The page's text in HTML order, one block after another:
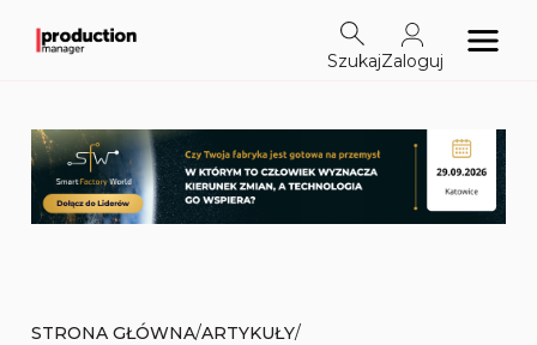
SzukajZaloguj
STRONA GŁÓWNA/ARTYKUŁY/